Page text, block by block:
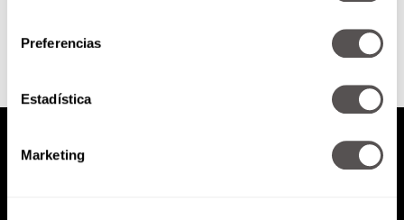
Preferencias
Estadística
Marketing